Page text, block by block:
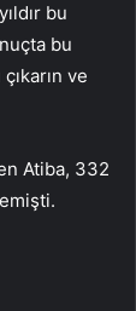
bu
bu
ve
Atiba, 332